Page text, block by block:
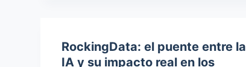
RockingData: el puente entre la
IA y su impacto real en los